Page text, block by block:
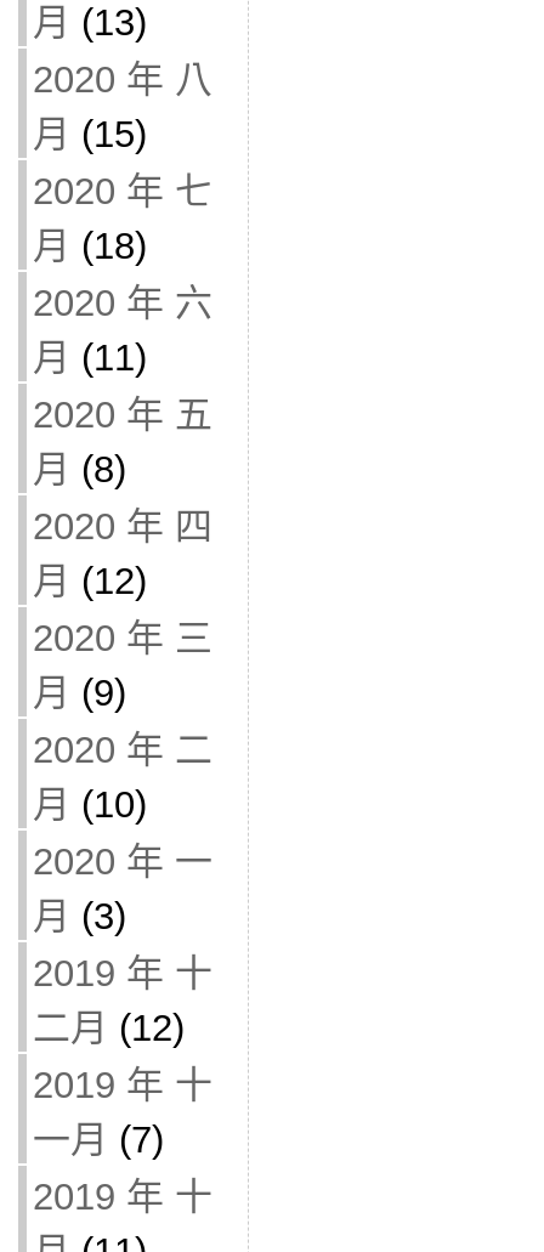
月 (13)
2020 年 八
月 (15)
2020 年 七
月 (18)
2020 年 六
月 (11)
2020 年 五
月 (8)
2020 年 四
月 (12)
2020 年 三
月 (9)
2020 年 二
月 (10)
2020 年 一
月 (3)
2019 年 十
二月 (12)
2019 年 十
一月 (7)
2019 年 十